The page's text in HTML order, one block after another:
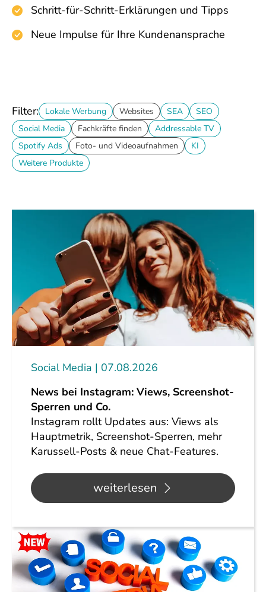
Schritt-für-Schritt-Erklärungen und Tipps
Neue Impulse für Ihre Kundenansprache
Filter: Lokale Werbung Websites SEA
SEO
Social Media
Fachkräfte finden
Addressable TV
Spotify Ads
Foto- und Videoaufnahmen
KI
Weitere Produkte
Social Media
07.08.2026
News bei Instagram: Views, Screenshot-
Sperren und Co.
Instagram rollt Updates aus: Views als
Hauptmetrik, Screenshot-Sperren, mehr
Karussell-Posts & neue Chat-Features.
weiterlesen